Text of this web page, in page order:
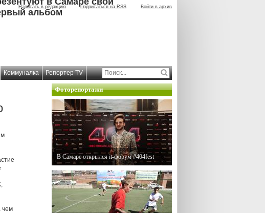
Написать в редакцию Подписаться на RSS Войти в архив
альбом
Коммуналка Репортер TV
чем
Фоторепортажи
В Самаре открылся it-форум #404fest